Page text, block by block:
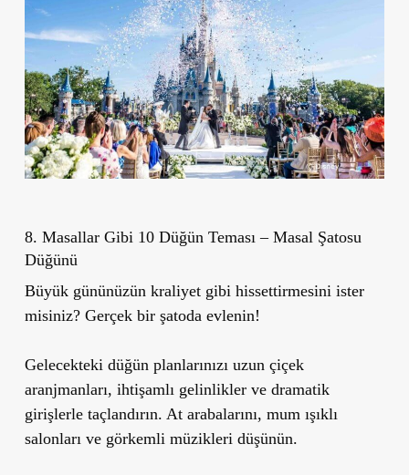
8. Masallar Gibi 10 Düğün Teması – Masal Şatosu
Düğünü
Büyük gününüzün kraliyet gibi hissettirmesini ister
misiniz? Gerçek bir şatoda evlenin!
Gelecekteki düğün planlarınızı uzun çiçek
aranjmanları, ihtişamlı gelinlikler ve dramatik
girişlerle taçlandırın. At arabalarını, mum ışıklı
salonları ve görkemli müzikleri düşünün.